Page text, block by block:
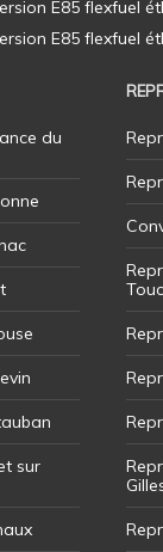
du
sur
E85 flexfuel
E85 flexfuel